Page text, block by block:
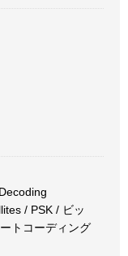
/ PSK / ビッ
トコーディング